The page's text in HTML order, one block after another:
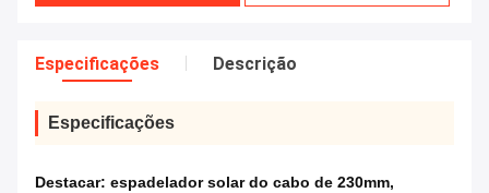
Especificações Descrição
Especificações
Destacar: espadelador solar do cabo de 230mm,